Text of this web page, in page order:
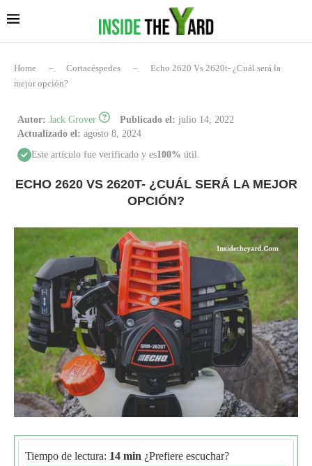
Home – Cortacéspedes –
Echo 2620 Vs 2620t- ¿Cuál será la
mejor opción?
Autor: Jack Grover Publicado el: julio 14, 2022
Actualizado el: agosto 8, 2024
Este artículo fue verificado y es100% útil.
ECHO 2620 VS 2620T- ¿CUÁL SERÁ LA MEJOR
OPCIÓN?
Tiempo de lectura: 14 min ¿Prefiere escuchar?